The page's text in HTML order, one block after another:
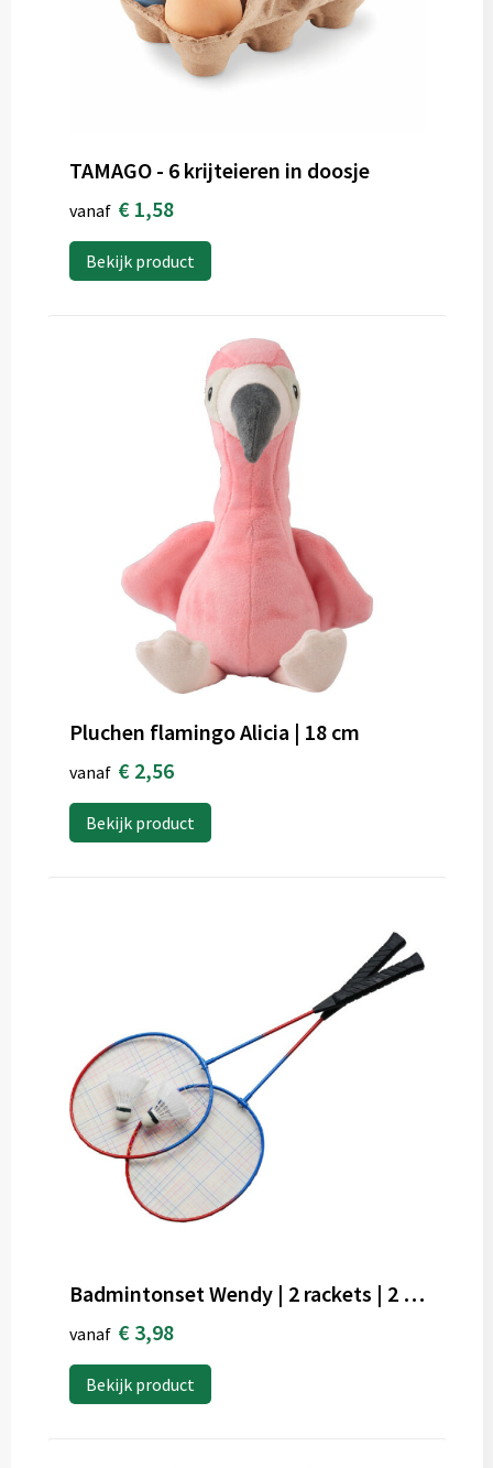
TAMAGO - 6 krijteieren in doosje
vanaf € 1,58
Bekijk product
Pluchen flamingo Alicia | 18 cm
vanaf € 2,56
Bekijk product
Badmintonset Wendy | 2 rackets | 2 shuttles
vanaf € 3,98
Bekijk product